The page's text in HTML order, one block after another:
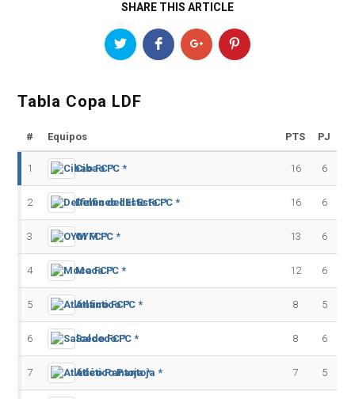
SHARE THIS ARTICLE
Tabla Copa LDF
# Equipos PTS PJ
1 Cibao FC * 16 6
2 Delfines del Este FC * 16 6
3 OYM FC * 13 6
4 Moca FC * 12 6
5 Atlántico FC * 8 5
6 Salcedo FC * 8 6
7 Atlético Pantoja * 7 5